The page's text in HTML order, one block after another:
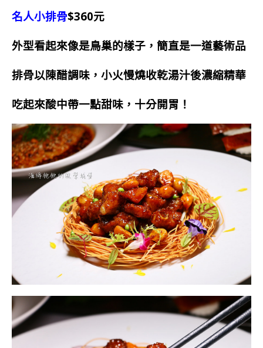
名人小排骨$360元
外型看起來像是鳥巢的樣子，簡直是一道藝術品
排骨以陳醋調味，小火慢燒收乾湯汁後濃縮精華
吃起來酸中帶一點甜味，十分開胃！